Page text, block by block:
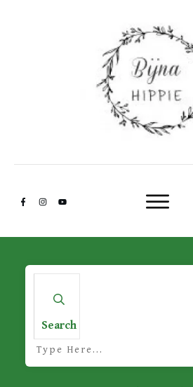
Search